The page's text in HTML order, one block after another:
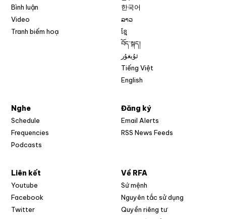
Bình luận
Video
Tranh biếm hoạ
한국어
ລາວ
ខ្មែ
བོད་སྐད།
ئۇيغۇر
Tiếng Việt
English
Nghe
Schedule
Frequencies
Podcasts
Đăng ký
Email Alerts
RSS News Feeds
Liên kết
Youtube
Facebook
Twitter
Về RFA
Sứ mệnh
Nguyên tắc sử dụng
Quyền riêng tư